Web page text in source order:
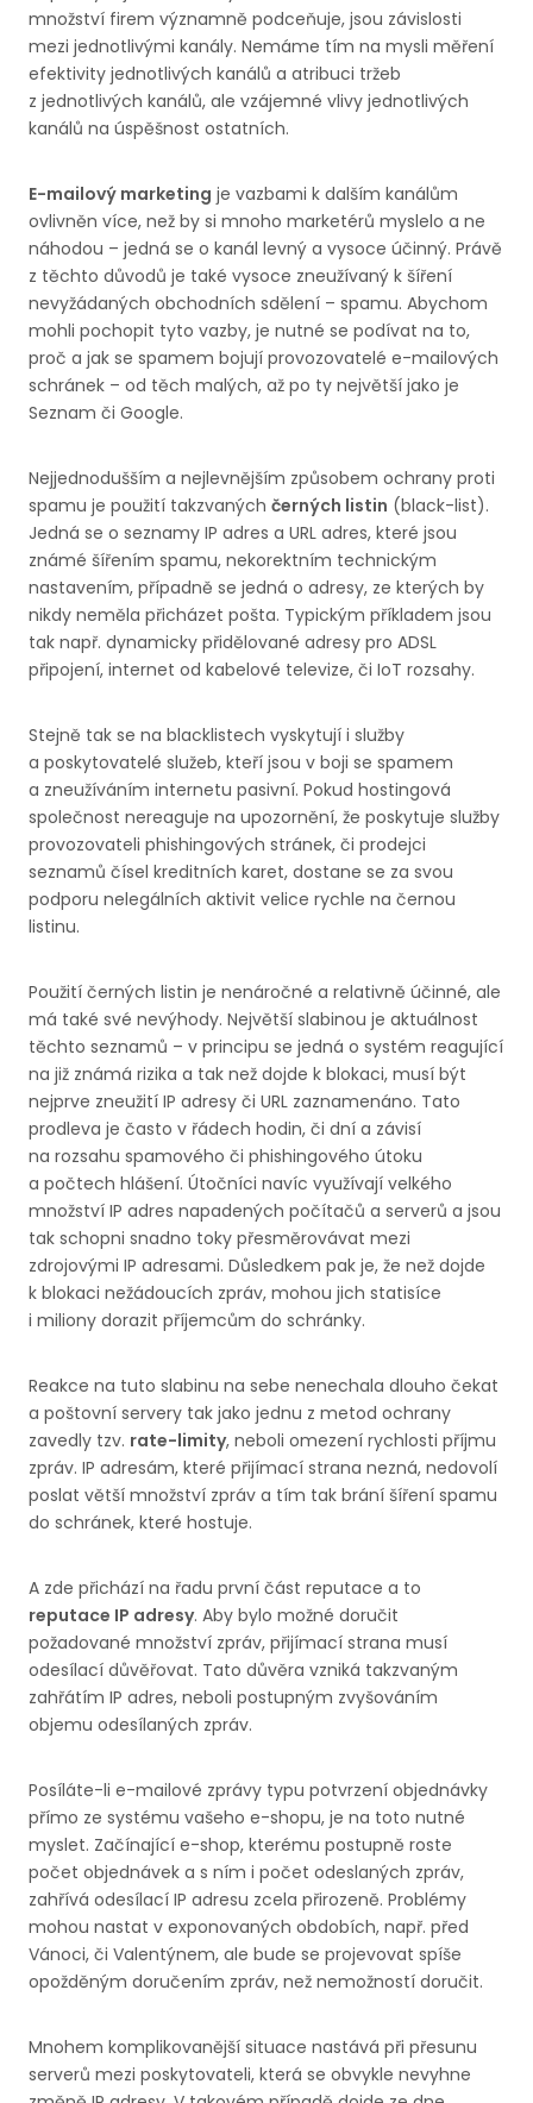
množství firem významně podceňuje, jsou závislosti
mezi jednotlivými kanály. Nemáme tím na mysli měření
efektivity jednotlivých kanálů a atribuci tržeb
z jednotlivých kanálů, ale vzájemné vlivy jednotlivých
kanálů na úspěšnost ostatních.
E-mailový marketing je vazbami k dalším kanálům
ovlivněn více, než by si mnoho marketérů myslelo a ne
náhodou – jedná se o kanál levný a vysoce účinný. Právě
z těchto důvodů je také vysoce zneužívaný k šíření
nevyžádaných obchodních sdělení – spamu. Abychom
mohli pochopit tyto vazby, je nutné se podívat na to,
proč a jak se spamem bojují provozovatelé e-mailových
schránek – od těch malých, až po ty největší jako je
Seznam či Google.
Nejjednodušším a nejlevnějším způsobem ochrany proti
spamu je použití takzvaných černých listin (black-list).
Jedná se o seznamy IP adres a URL adres, které jsou
známé šířením spamu, nekorektním technickým
nastavením, případně se jedná o adresy, ze kterých by
nikdy neměla přicházet pošta. Typickým příkladem jsou
tak např. dynamicky přidělované adresy pro ADSL
připojení, internet od kabelové televize, či IoT rozsahy.
Stejně tak se na blacklistech vyskytují i služby
a poskytovatelé služeb, kteří jsou v boji se spamem
a zneužíváním internetu pasivní. Pokud hostingová
společnost nereaguje na upozornění, že poskytuje služby
provozovateli phishingových stránek, či prodejci
seznamů čísel kreditních karet, dostane se za svou
podporu nelegálních aktivit velice rychle na černou
listinu.
Použití černých listin je nenáročné a relativně účinné, ale
má také své nevýhody. Největší slabinou je aktuálnost
těchto seznamů – v principu se jedná o systém reagující
na již známá rizika a tak než dojde k blokaci, musí být
nejprve zneužití IP adresy či URL zaznamenáno. Tato
prodleva je často v řádech hodin, či dní a závisí
na rozsahu spamového či phishingového útoku
a počtech hlášení. Útočníci navíc využívají velkého
množství IP adres napadených počítačů a serverů a jsou
tak schopni snadno toky přesměrovávat mezi
zdrojovými IP adresami. Důsledkem pak je, že než dojde
k blokaci nežádoucích zpráv, mohou jich statisíce
i miliony dorazit příjemcům do schránky.
Reakce na tuto slabinu na sebe nenechala dlouho čekat
a poštovní servery tak jako jednu z metod ochrany
zavedly tzv. rate-limity, neboli omezení rychlosti příjmu
zpráv. IP adresám, které přijímací strana nezná, nedovolí
poslat větší množství zpráv a tím tak brání šíření spamu
do schránek, které hostuje.
A zde přichází na řadu první část reputace a to
reputace IP adresy. Aby bylo možné doručit
požadované množství zpráv, přijímací strana musí
odesílací důvěřovat. Tato důvěra vzniká takzvaným
zahřátím IP adres, neboli postupným zvyšováním
objemu odesílaných zpráv.
Posíláte-li e-mailové zprávy typu potvrzení objednávky
přímo ze systému vašeho e-shopu, je na toto nutné
myslet. Začínající e-shop, kterému postupně roste
počet objednávek a s ním i počet odeslaných zpráv,
zahřívá odesílací IP adresu zcela přirozeně. Problémy
mohou nastat v exponovaných obdobích, např. před
Vánoci, či Valentýnem, ale bude se projevovat spíše
opožděným doručením zpráv, než nemožností doručit.
Mnohem komplikovanější situace nastává při přesunu
serverů mezi poskytovateli, která se obvykle nevyhne